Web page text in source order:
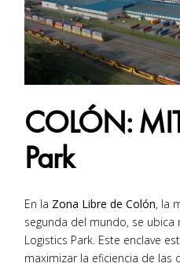
COLÓN:
Park
En la Zona Libre de Colón, la
segunda del mundo, se
Logistics Park. Este enclave
maximizar la eficiencia de las